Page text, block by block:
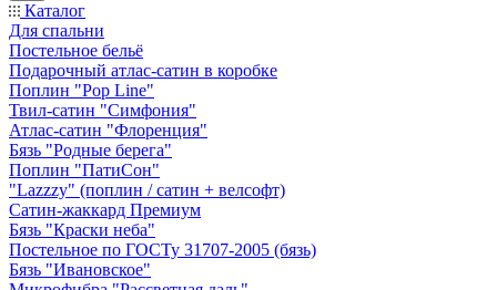
Каталог
Для спальни
Постельное бельё
Подарочный атлас-сатин в коробке
Поплин "Pop Line"
Твил-сатин "Симфония"
Атлас-сатин "Флоренция"
Бязь "Родные берега"
Поплин "ПатиСон"
"Lazzzy" (поплин / сатин + велсофт)
Сатин-жаккард Премиум
Бязь "Краски неба"
Постельное по ГОСТу 31707-2005 (бязь)
Бязь "Ивановское"